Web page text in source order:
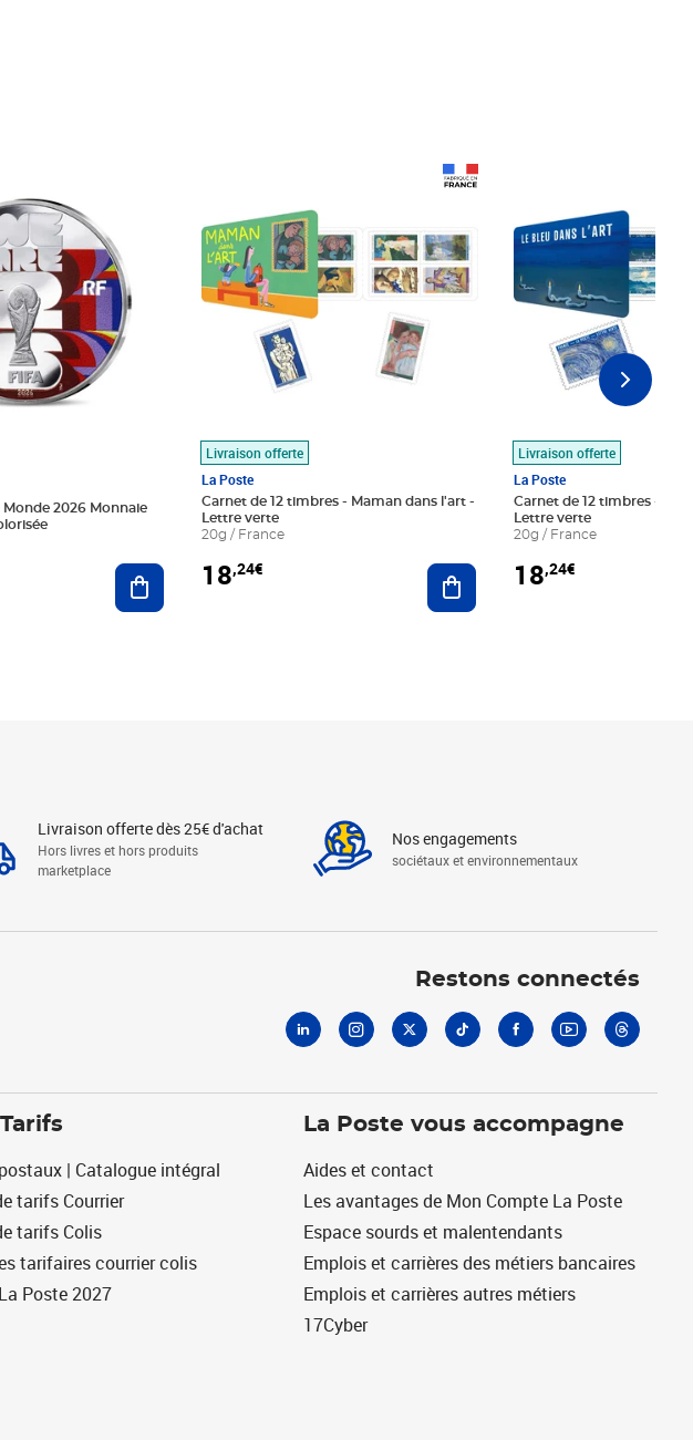
Monde 2026 Monnaie
Ajouter au panier
Livraison offerte
La Poste
Carnet de 12 timbres - Maman dans l'art -
Lettre verte
20g / France
18,24€ Ajouter au panier
Livraison offerte
La Poste
Carnet de 12 timbres - Le
Lettre verte
20g / France
18,24€
Livraison offerte dès 25€ d'achat
Hors livres et hors produits
marketplace
Nos engagements
sociétaux et environnementaux
Restons connectés
| Catalogue intégral
tarifs Courrier
tarifs Colis
tarifaires courrier colis
Poste 2027
La Poste vous accompagne
Aides et contact
Les avantages de Mon Compte La Poste
Espace sourds et malentendants
Emplois et carrières des métiers bancaires
Emplois et carrières autres métiers
17Cyber